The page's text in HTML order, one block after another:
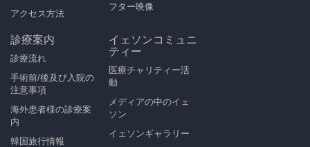
アクセス方法
フター映像
診療案内
診療流れ
手術前/後及び入院の
注意事項
海外患者様の診療案
内
韓国旅行情報
イェソンコミュニ
ティー
医療チャリティー活
動
メディアの中のイェ
ソン
イェソンギャラリー